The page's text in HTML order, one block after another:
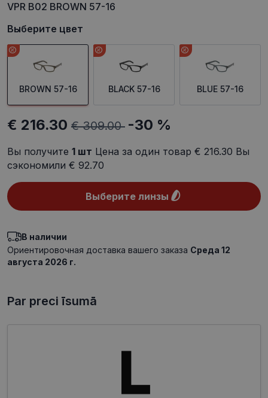
VPR B02 BROWN 57-16
Выберите цвет
BROWN 57-16 BLACK 57-16 BLUE 57-16
€ 216.30 € 309.00 -30 %
Вы получите 1 шт Цена за один товар € 216.30 Вы
сэкономили € 92.70
Выберите линзы
В наличии
Ориентировочная доставка вашего заказа Среда 12
августа 2026 г.
Par preci īsumā